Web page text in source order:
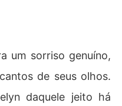
um sorriso genuíno,
de seus olhos.
daquele jeito há